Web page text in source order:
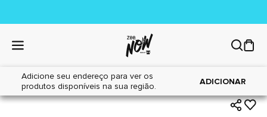
Adicione seu endereço para ver os
produtos disponíveis na sua região.
ADICIONAR
Home|Gatos|Alimentos